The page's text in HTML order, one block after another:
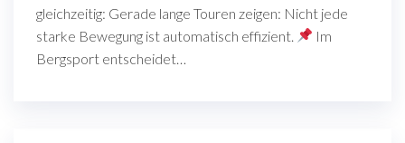
gleichzeitig: Gerade lange Touren zeigen: Nicht jede
starke Bewegung ist automatisch effizient.
Im
Bergsport entscheidet…